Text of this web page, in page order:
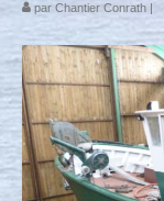
Nous contacter
Actualités
par Chantier Conrath |